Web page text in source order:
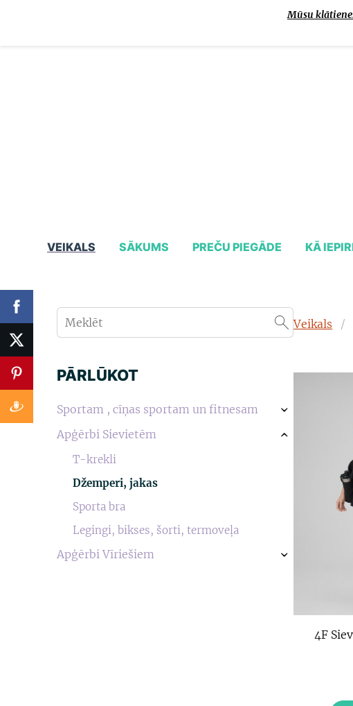
Mūsu
VEIKALS SĀKUMS PREČU PIEGĀDE KĀ
PĀRLŪKOT
Sportam , cīņas sportam un fitnesam ›
Apģērbi Sievietēm
T-krekli
Džemperi, jakas
Sporta bra
Legingi, bikses, šorti, termoveļa
›
Apģērbi Vīriešiem ›
Veikals
4F